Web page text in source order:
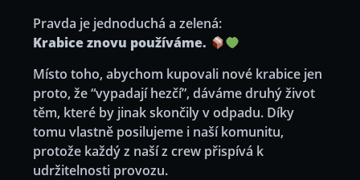
Pravda je jednoduchá a zelená:
Krabice znovu používáme.
Místo toho, abychom kupovali nové krabice jen
proto, že “vypadají hezčí”, dáváme druhý život
těm, které by jinak skončily v odpadu. Díky
tomu vlastně posilujeme i naší komunitu,
protože každý z naší z crew přispívá k
udržitelnosti provozu.